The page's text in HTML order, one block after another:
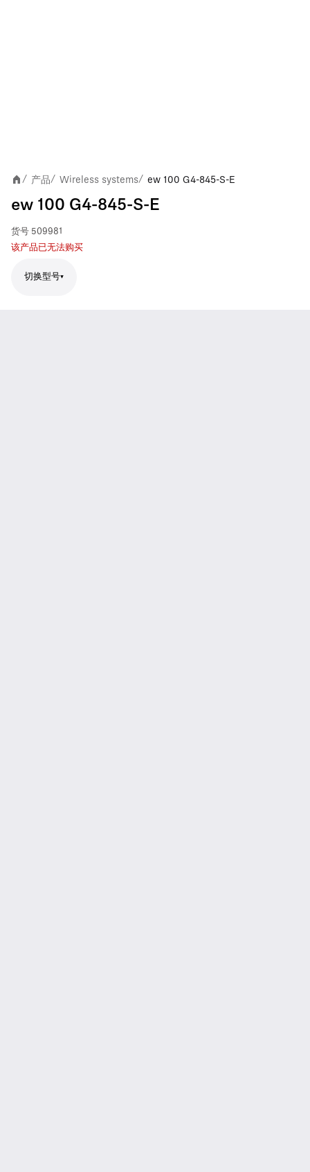
/ 产品/ Wireless systems/ ew 100 G4-845-S-E
ew 100 G4-845-S-E
货号 509981
该产品已无法购买
切换型号